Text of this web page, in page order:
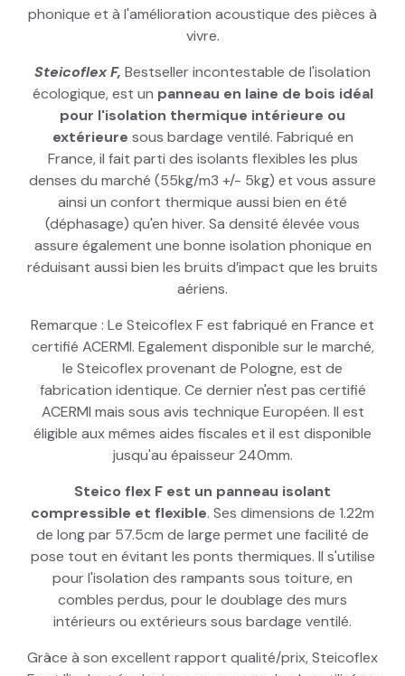
phonique et à l'amélioration acoustique des pièces à
vivre.
Steicoflex F, Bestseller incontestable de l'isolation
écologique, est un panneau en laine de bois idéal
pour l'isolation thermique intérieure ou
extérieure sous bardage ventilé. Fabriqué en
France, il fait parti des isolants flexibles les plus
denses du marché (55kg/m3 +/- 5kg) et vous assure
ainsi un confort thermique aussi bien en été
(déphasage) qu'en hiver. Sa densité élevée vous
assure également une bonne isolation phonique en
réduisant aussi bien les bruits d’impact que les bruits
aériens.
Remarque : Le Steicoflex F est fabriqué en France et
certifié ACERMI. Egalement disponible sur le marché,
le Steicoflex provenant de Pologne, est de
fabrication identique. Ce dernier n'est pas certifié
ACERMI mais sous avis technique Européen. Il est
éligible aux mêmes aides fiscales et il est disponible
jusqu'au épaisseur 240mm.
Steico flex F est un panneau isolant
compressible et flexible. Ses dimensions de 1.22m
de long par 57.5cm de large permet une facilité de
pose tout en évitant les ponts thermiques. Il s'utilise
pour l'isolation des rampants sous toiture, en
combles perdus, pour le doublage des murs
intérieurs ou extérieurs sous bardage ventilé.
Grâce à son excellent rapport qualité/prix, Steicoflex